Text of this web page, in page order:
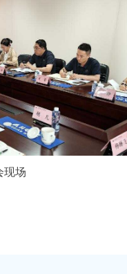
现场